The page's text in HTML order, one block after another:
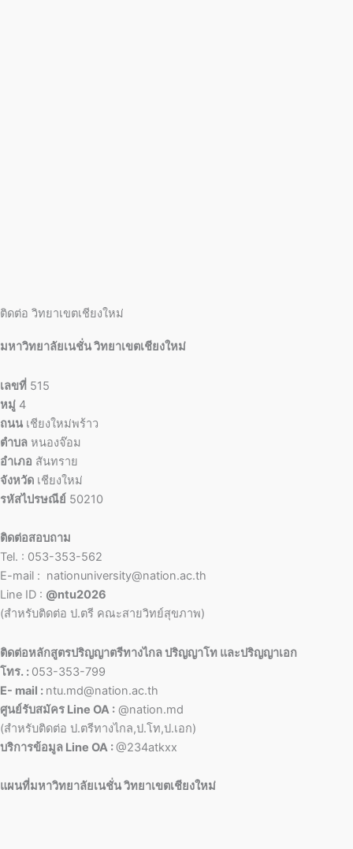
ติดต่อ วิทยาเขตเชียงใหม่
มหาวิทยาลัยเนชั่น วิทยาเขตเชียงใหม่
เลขที่ 515
หมู่ 4
ถนน เชียงใหม่พร้าว
ตำบล หนองจ๊อม
อำเภอ สันทราย
จังหวัด เชียงใหม่
รหัสไปรษณีย์ 50210
ติดต่อสอบถาม
Tel. : 053-353-562
E-mail : nationuniversity@nation.ac.th
Line ID : @ntu2026
(สำหรับติดต่อ ป.ตรี คณะสายวิทย์สุขภาพ)
ติดต่อหลักสูตรปริญญาตรีทางไกล ปริญญาโท และปริญญาเอก
โทร. : 053-353-799
E- mail : ntu.md@nation.ac.th
ศูนย์รับสมัคร Line OA : @nation.md
(สำหรับติดต่อ ป.ตรีทางไกล,ป.โท,ป.เอก)
บริการข้อมูล Line OA :@234atkxx
แผนที่มหาวิทยาลัยเนชั่น วิทยาเขตเชียงใหม่